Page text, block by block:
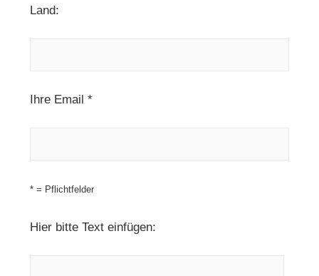
Land:
Ihre Email *
* = Pflichtfelder
Hier bitte Text einfügen: